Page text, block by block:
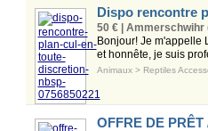
Dispo rencontre
50 € | Ammerschwihr
Bonjour! Je m'appelle
et honnête, je suis
Animaux> Reptiles
OFFRE DE